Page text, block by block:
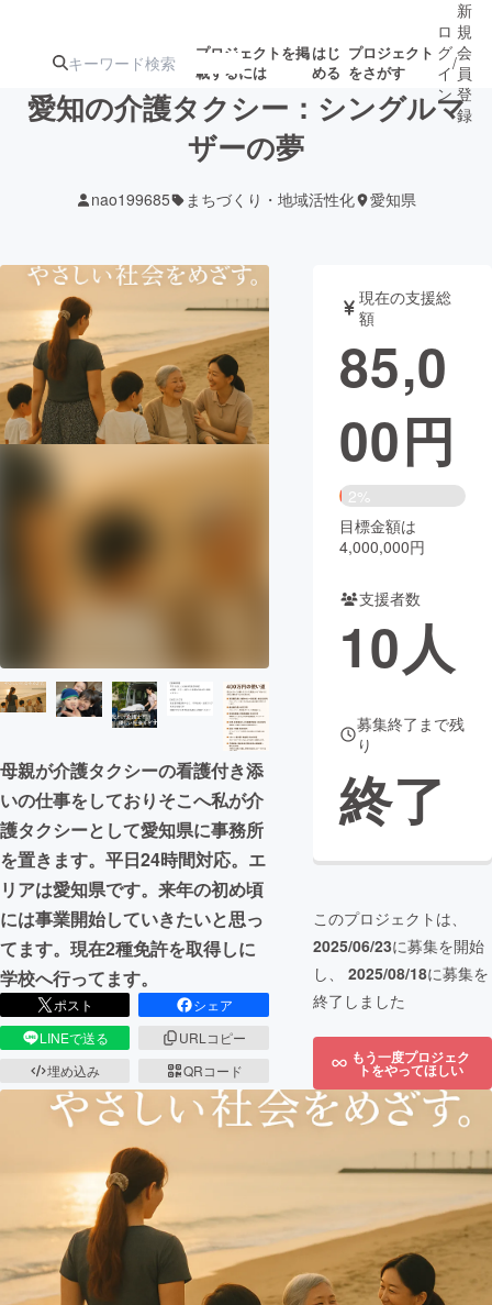
プロジェクトを掲
載するには
はじ
める
プロジェクト
をさがす
ターン
ジェクト
募集終了が近いプ
ロジェクト
されます
アート・写真 音楽
テクノロジー・ガジェット ゲーム・
映像・映画 書籍・雑誌
ビジネス・起業 チャレンジ
CAMPFIRE for Social Good
CAMPFIRE Creation
コミュニティ
ロ
グ
イ
ン
/
新
規
会
員
登
録
愛知の介護タクシー：シングルマ
ザーの夢
nao199685 まちづくり・地域活性化 愛知県
母親が介護タクシーの看護付き添
いの仕事をしておりそこへ私が介
護タクシーとして愛知県に事務所
を置きます。平日24時間対応。エ
リアは愛知県です。来年の初め頃
には事業開始していきたいと思っ
てます。現在2種免許を取得しに
学校へ行ってます。
ポスト
シェア
LINEで送る
URLコピー
埋め込み
QRコード
現在の支援総
額
85,0
00円
2%
目標金額は
4,000,000円
支援者数
10人
募集終了まで残
り
終了
このプロジェクトは、
2025/06/23に募集を開始
し、 2025/08/18に募集を
終了しました
もう一度プロジェク
トをやってほしい